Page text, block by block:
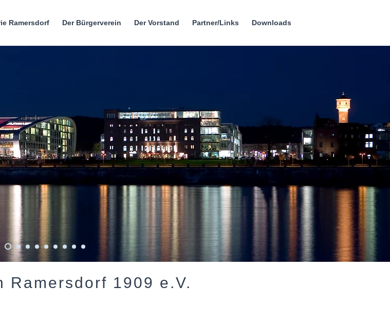
Ramersdorf Der Bürgerverein Der Vorstand Partner/Links Downloads
Ramersdorf 1909 e.V.